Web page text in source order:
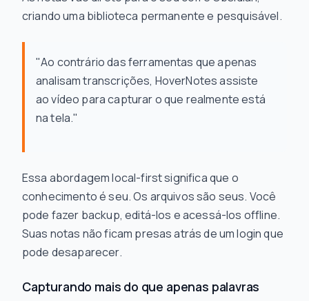
criando uma biblioteca permanente e pesquisável.
"Ao contrário das ferramentas que apenas
analisam transcrições, HoverNotes assiste
ao vídeo para capturar o que realmente está
na tela."
Essa abordagem local-first significa que o
conhecimento é seu. Os arquivos são seus. Você
pode fazer backup, editá-los e acessá-los offline.
Suas notas não ficam presas atrás de um login que
pode desaparecer.
Capturando mais do que apenas palavras